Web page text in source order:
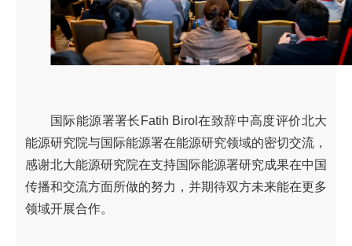
国际能源署署长Fatih Birol在致辞中高度评价北大
能源研究院与国际能源署在能源研究领域的密切交流，
感谢北大能源研究院在支持国际能源署研究成果在中国
传播和交流方面所做的努力，并期待双方未来能在更多
领域开展合作。